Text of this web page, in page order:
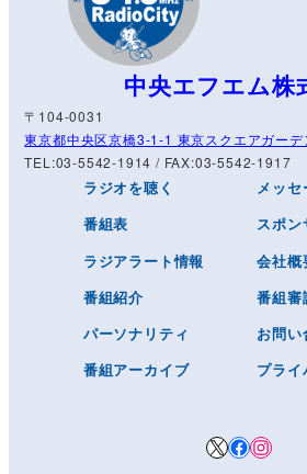
中央エフエム株
〒104-0031
東京都中央区京橋3-1-1 東京スクエアガーデ
TEL:03-5542-1914 / FAX:03-5542-1917
ラジオを聴く
番組表
ラジアラート情報
番組紹介
パーソナリティ
番組アーカイブ
メッセ
スポン
会社概
番組審
お問い
プライ
X